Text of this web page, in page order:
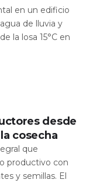
en un edificio
de lluvia y
la losa 15°C en
desde
cosecha
que
productivo con
y semillas. El